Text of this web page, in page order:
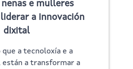
e mulleres
a innovación
dixital
a tecnoloxía e a
están a transformar a